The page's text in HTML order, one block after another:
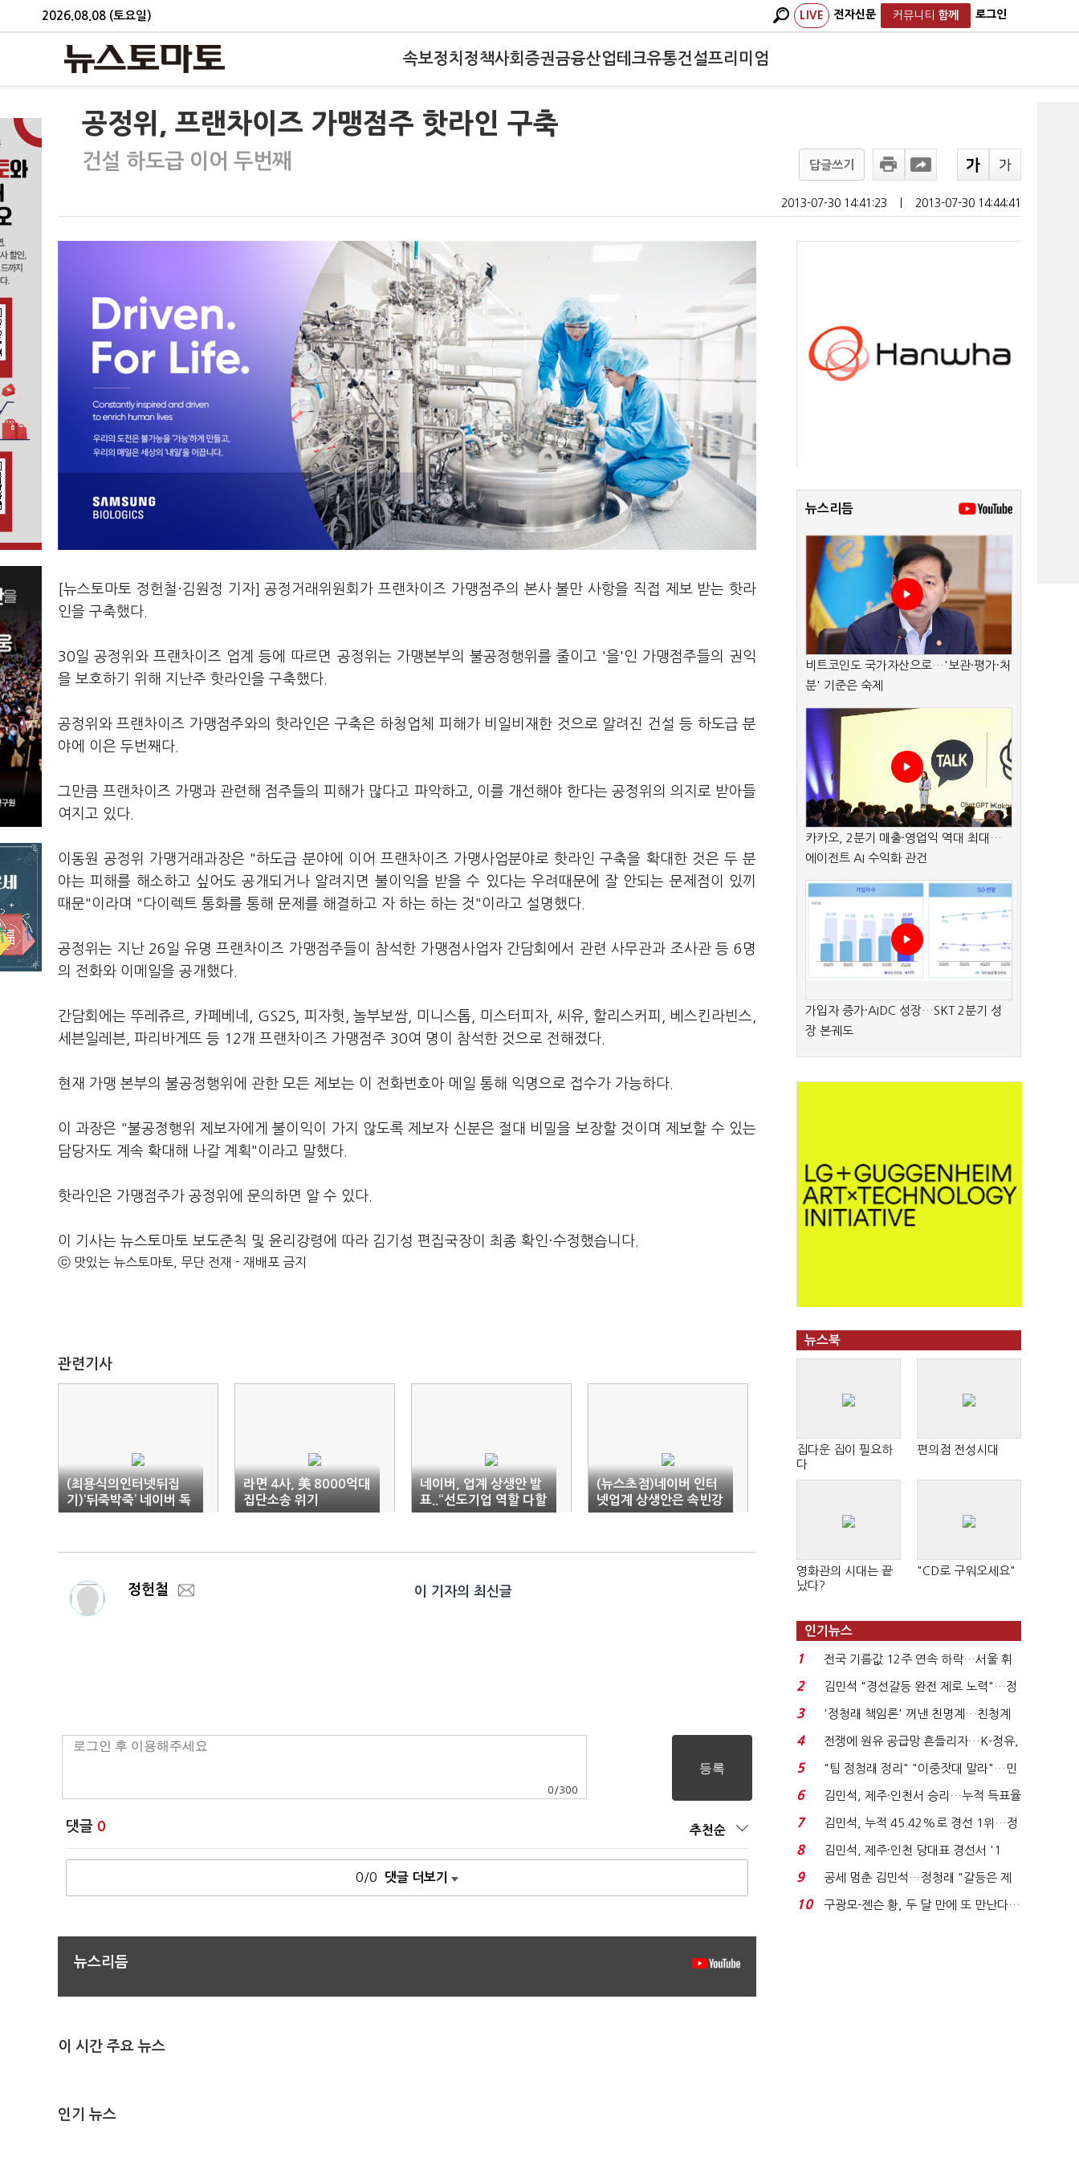
2026.08.08 (토요일) LIVE 전자신문 커뮤니티 함께 로그인
속보정치 정책사회 증권금융산업테크유통건설프리미엄
공정위, 프랜차이즈 가맹점주 핫라인 구축
건설 하도급 이어 두번째 답글쓰기
2013-07-30 14:41:23 2013-07-30 14:44:41
[뉴스토마토 정헌철·김원정 기자] 공정거래위원회가 프랜차이즈 가맹점주의 본사 불만 사항을 직접 제보 받는 핫라
인을 구축했다.
30일 공정위와 프랜차이즈 업계 등에 따르면 공정위는 가맹본부의 불공정행위를 줄이고 '을'인 가맹점주들의 권익
을 보호하기 위해 지난주 핫라인을 구축했다.
공정위와 프랜차이즈 가맹점주와의 핫라인은 구축은 하청업체 피해가 비일비재한 것으로 알려진 건설 등 하도급 분
야에 이은 두번째다.
그만큼 프랜차이즈 가맹과 관련해 점주들의 피해가 많다고 파악하고, 이를 개선해야 한다는 공정위의 의지로 받아들
여지고 있다.
이동원 공정위 가맹거래과장은 "하도급 분야에 이어 프랜차이즈 가맹사업분야로 핫라인 구축을 확대한 것은 두 분
야는 피해를 해소하고 싶어도 공개되거나 알려지면 불이익을 받을 수 있다는 우려때문에 잘 안되는 문제점이 있끼
때문"이라며 "다이렉트 통화를 통해 문제를 해결하고 자 하는 하는 것"이라고 설명했다.
공정위는 지난 26일 유명 프랜차이즈 가맹점주들이 참석한 가맹점사업자 간담회에서 관련 사무관과 조사관 등 6명
의 전화와 이메일을 공개했다.
간담회에는 뚜레쥬르, 카페베네, GS25, 피자헛, 놀부보쌈, 미니스톱, 미스터피자, 씨유, 할리스커피, 베스킨라빈스,
세븐일레븐, 파리바게뜨 등 12개 프랜차이즈 가맹점주 30여 명이 참석한 것으로 전해졌다.
현재 가맹 본부의 불공정행위에 관한 모든 제보는 이 전화번호아 메일 통해 익명으로 접수가 가능하다.
이 과장은 "불공정행위 제보자에게 불이익이 가지 않도록 제보자 신분은 절대 비밀을 보장할 것이며 제보할 수 있는
담당자도 계속 확대해 나갈 계획"이라고 말했다.
핫라인은 가맹점주가 공정위에 문의하면 알 수 있다.
이 기사는 뉴스토마토 보도준칙 및 윤리강령에 따라 김기성 편집국장이 최종 확인·수정했습니다.
ⓒ 맛있는 뉴스토마토, 무단 전재 - 재배포 금지
관련기사
(최용식의인터넷뒤집
기)‘뒤죽박죽’ 네이버 독
점논의
라면 4사, 美 8000억대
집단소송 위기
네이버, 업계 상생안 발
표..“선도기업 역할 다할
것”
(뉴스초점)네이버 인터
넷업계 상생안은 속빈강
정?
정헌철 이 기자의 최신글
0 /300
댓글 0 추천순
0/0 댓글 더보기
뉴스리듬
이 시간 주요 뉴스
인기 뉴스
뉴스리듬
비트코인도 국가자산으로…'보관·평가·처
분' 기준은 숙제
카카오, 2분기 매출·영업익 역대 최대…
에이전트 AI 수익화 관건
가입자 증가·AIDC 성장…SKT 2분기 성
장 본궤도
뉴스북
집다운 집이 필요하
다
편의점 전성시대
영화관의 시대는 끝
났다?
"CD로 구워오세요"
인기뉴스
1
전국 기름값 12주 연속 하락…서울 휘
발윳값 1909원...
2
김민석 "경선갈등 완전 제로 노력"…정
청래 "반명 공세 사...
3
'정청래 책임론' 꺼낸 친명계…친청계
는 추가투표 때리기...
4
전쟁에 원유 공급망 흔들리자…K-정유,
에너지안보 핵심...
5
"팀 정청래 정리" "이중잣대 말라"…민
주 최고위원 계파 다...
6
김민석, 제주·인천서 승리…누적 득표율
'1위 탈환'(종합)...
7
김민석, 누적 45.42%로 경선 1위…정
청래와 격차 0.86%p(...
8
김민석, 제주·인천 당대표 경선서 '1
위'(1보)...
9
공세 멈춘 김민석…정청래 "갈등은 제
가 수습"
10
구광모-젠슨 황, 두 달 만에 또 만난다…